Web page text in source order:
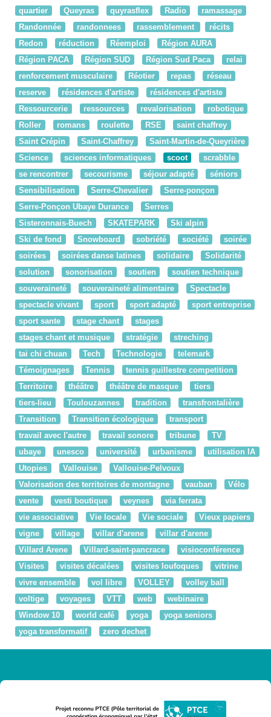
quartier
Queyras quyrasflex Radio
ramassage
Randonnée
randonnees rassemblement
récits
Redon
réduction Réemploi
Région AURA
Région PACA
Région SUD Région Sud Paca
relai
renforcement musculaire
Réotier repas
réseau
reserve
résidences d'artiste
résidences d'artiste
Ressourcerie
ressources revalorisation
robotique
Roller
romans roulette RSE
saint chaffrey
Saint Crépin
Saint-Chaffrey
Saint-Martin-de-Queyrière
Science
sciences informatiques scoot
scrabble
se rencontrer
secourisme séjour adapté
séniors
Sensibilisation
Serre-Chevalier
Serre-ponçon
Serre-Ponçon Ubaye Durance
Serres
Sisteronnais-Buech
SKATEPARK
Ski alpin
Ski de fond
Snowboard sobriété société
soirée
soirées
soirées danse latines solidaire
Solidarité
solution
sonorisation soutien
soutien technique
souveraineté
souveraineté alimentaire
Spectacle
spectacle vivant
sport sport adapté
sport entreprise
sport sante
stage chant
stages
stages chant et musique
stratégie
streching
tai chi chuan
Tech Technologie
telemark
Témoignages
Tennis
tennis guillestre competition
Territoire
théâtre théâtre de masque
tiers
tiers-lieu
Toulouzannes tradition
transfrontalière
Transition
Transition écologique
transport
travail avec l'autre
travail sonore tribune
TV
ubaye
unesco université urbanisme
utilisation IA
Utopies
Vallouise
Vallouise-Pelvoux
Valorisation des territoires de montagne
vauban
Vélo
vente
vesti boutique veynes
via ferrata
vie associative
Vie locale Vie sociale
Vieux papiers
vigne
village villar d'arene
villar d'arene
Villard Arene
Villard-saint-pancrace
visioconférence
Visites
visites décalées visites loufoques
vitrine
vivre ensemble
vol libre VOLLEY
volley ball
voltige
voyages VTT web
webinaire
Window 10
world café yoga
yoga seniors
yoga transformatif
zero dechet